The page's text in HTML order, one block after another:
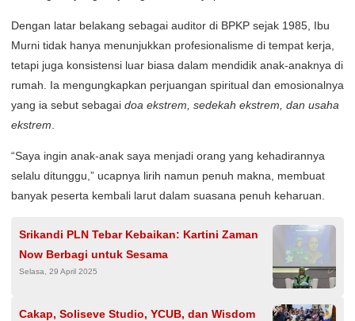
Dengan latar belakang sebagai auditor di BPKP sejak 1985, Ibu
Murni tidak hanya menunjukkan profesionalisme di tempat kerja,
tetapi juga konsistensi luar biasa dalam mendidik anak-anaknya di
rumah. Ia mengungkapkan perjuangan spiritual dan emosionalnya
yang ia sebut sebagai doa ekstrem, sedekah ekstrem, dan usaha
ekstrem
“Saya ingin anak-anak saya menjadi orang yang kehadirannya
selalu ditunggu,” ucapnya lirih namun penuh makna, membuat
banyak peserta kembali larut dalam suasana penuh keharuan.
Srikandi PLN Tebar Kebaikan: Kartini Zaman
Now Berbagi untuk Sesama
Selasa, 29 April 2025
Cakap, Soliseve Studio, YCUB, dan Wisdom